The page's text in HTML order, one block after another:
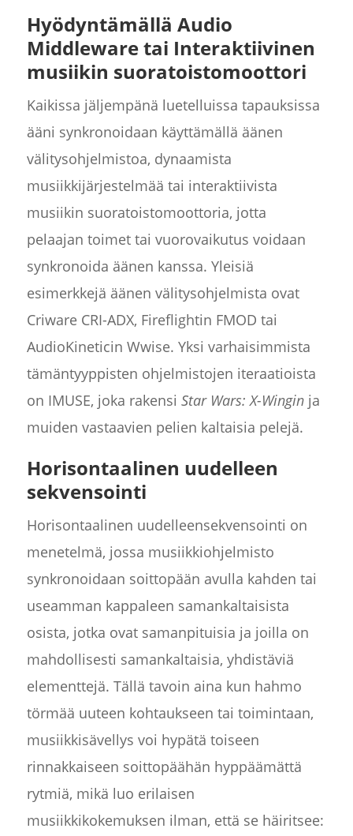
Hyödyntämällä Audio
Middleware tai Interaktiivinen
musiikin suoratoistomoottori
Kaikissa jäljempänä luetelluissa tapauksissa
ääni synkronoidaan käyttämällä äänen
välitysohjelmistoa, dynaamista
musiikkijärjestelmää tai interaktiivista
musiikin suoratoistomoottoria, jotta
pelaajan toimet tai vuorovaikutus voidaan
synkronoida äänen kanssa. Yleisiä
esimerkkejä äänen välitysohjelmista ovat
Criware CRI-ADX, Fireflightin FMOD tai
AudioKineticin Wwise. Yksi varhaisimmista
tämäntyyppisten ohjelmistojen iteraatioista
on IMUSE, joka rakensi Star Wars: X-Winginja
muiden vastaavien pelien kaltaisia pelejä.
Horisontaalinen uudelleen
sekvensointi
Horisontaalinen uudelleensekvensointi on
menetelmä, jossa musiikkiohjelmisto
synkronoidaan soittopään avulla kahden tai
useamman kappaleen samankaltaisista
osista, jotka ovat samanpituisia ja joilla on
mahdollisesti samankaltaisia, yhdistäviä
elementtejä. Tällä tavoin aina kun hahmo
törmää uuteen kohtaukseen tai toimintaan,
musiikkisävellys voi hypätä toiseen
rinnakkaiseen soittopäähän hyppäämättä
rytmiä, mikä luo erilaisen
musiikkikokemuksen ilman, että se häiritsee: